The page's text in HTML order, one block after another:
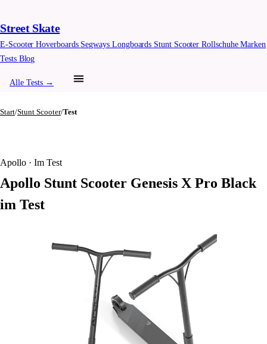
Street Skate
E-ScooterHoverboards Segways Longboards Stunt ScooterRollschuheMarken
Tests Blog
Alle Tests →
Start/Stunt Scooter/Test
Apollo · Im Test
Apollo Stunt Scooter Genesis X Pro Black
im Test